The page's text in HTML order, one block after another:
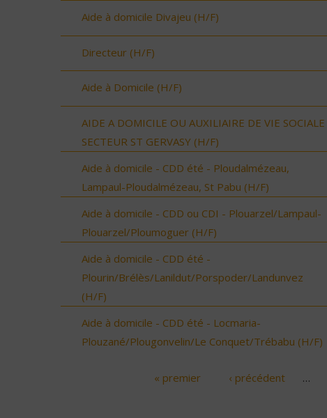
Aide à domicile Divajeu (H/F)
Directeur (H/F)
Aide à Domicile (H/F)
AIDE A DOMICILE OU AUXILIAIRE DE VIE SOCIALE
SECTEUR ST GERVASY (H/F)
Aide à domicile - CDD été - Ploudalmézeau,
Lampaul-Ploudalmézeau, St Pabu (H/F)
Aide à domicile - CDD ou CDI - Plouarzel/Lampaul-
Plouarzel/Ploumoguer (H/F)
Aide à domicile - CDD été -
Plourin/Brélès/Lanildut/Porspoder/Landunvez
(H/F)
Aide à domicile - CDD été - Locmaria-
Plouzané/Plougonvelin/Le Conquet/Trébabu (H/F)
« premier ‹ précédent …